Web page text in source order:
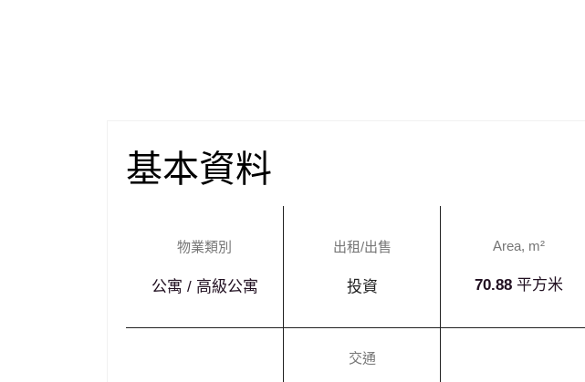
基本資料
物業類別
公寓 / 高級公寓
出租/出售
投資
Area, m²
70.88 平方米
交通
¥328,000,000